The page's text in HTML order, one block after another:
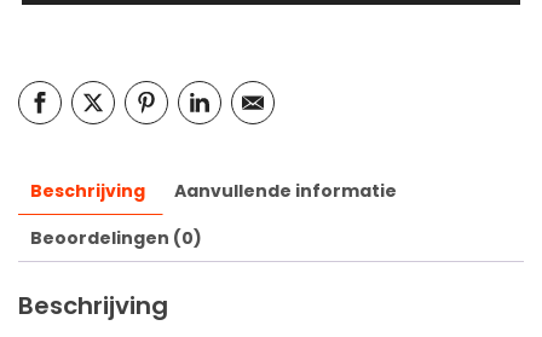
Beschrijving
Aanvullende informatie
Beoordelingen (0)
Beschrijving